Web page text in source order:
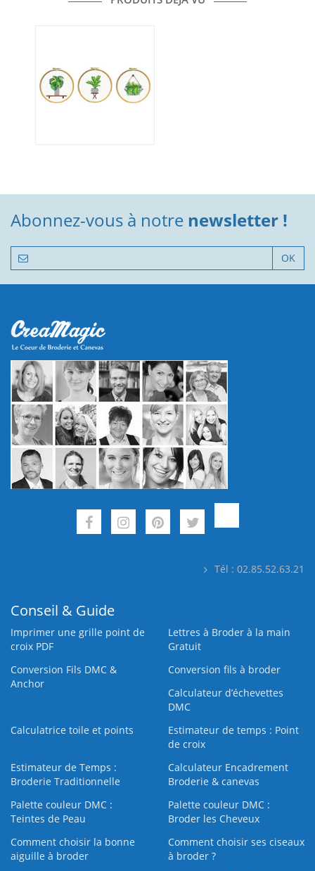
Abonnez-vous à notre newsletter !
OK
Tél : 02.85.52.63.21
Conseil & Guide
Imprimer une grille point de
croix PDF
Lettres à Broder à la main
Gratuit
Conversion Fils DMC &
Anchor
Conversion fils à broder
Calculateur d’échevettes
DMC
Calculatrice toile et points
Estimateur de temps : Point
de croix
Estimateur de Temps :
Broderie Traditionnelle
Calculateur Encadrement
Broderie & canevas
Palette couleur DMC :
Teintes de Peau
Palette couleur DMC :
Broder les Cheveux
Comment choisir la bonne
aiguille à broder
Comment choisir ses ciseaux
à broder ?